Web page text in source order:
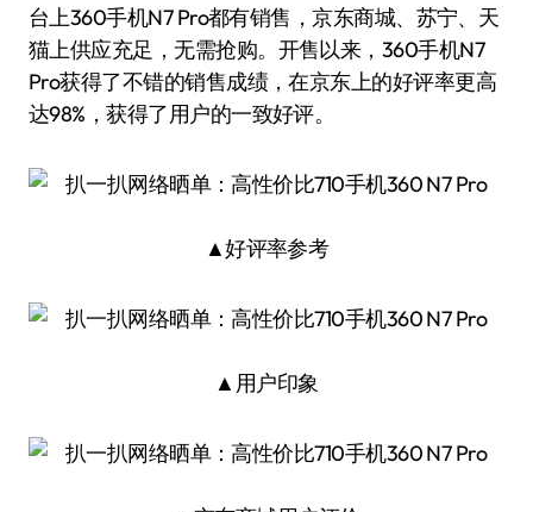
台上360手机N7 Pro都有销售，京东商城、苏宁、天
猫上供应充足，无需抢购。开售以来，360手机N7
Pro获得了不错的销售成绩，在京东上的好评率更高
达98%，获得了用户的一致好评。
▲好评率参考
▲用户印象